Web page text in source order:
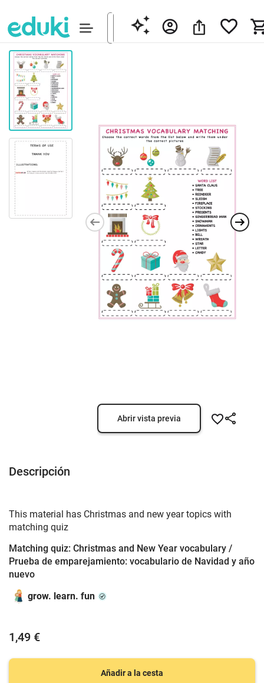
Abrir vista previa
Descripción
This material has Christmas and new year topics with
matching quiz
Matching quiz: Christmas and New Year vocabulary /
Prueba de emparejamiento: vocabulario de Navidad y año
nuevo
grow. learn. fun
1,49 €
Añadir a la cesta